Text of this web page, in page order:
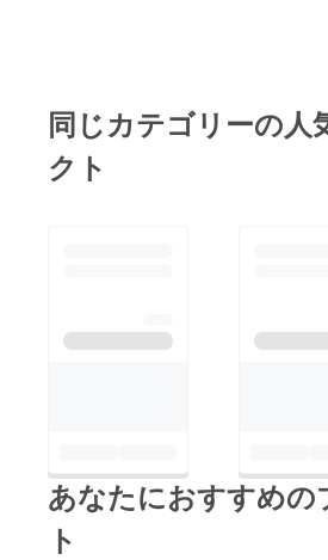
の人がやったことない
人しか経験できないこ
りましょう。 ”My life
didn’t please me, so I
白そう” という感じだ
と思います。 しか
か？ 実際に孫正義さ
ます。 ということ
同じカテゴリーの人
クト
あなたにおすすめの
ト